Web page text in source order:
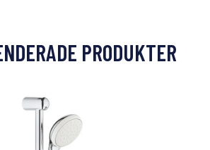
PRODUKTER